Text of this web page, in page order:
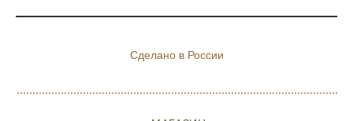
Сделано в России